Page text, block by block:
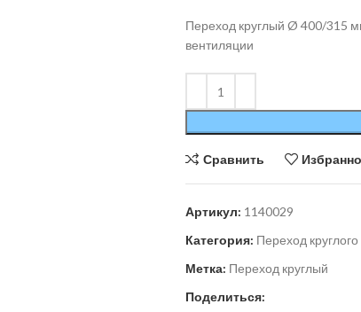
Переход круглый Ø 400/315
вентиляции
Сравнить
Артикул: 1140029
Категория: Переход
Метка: Переход круглый
Поделиться: